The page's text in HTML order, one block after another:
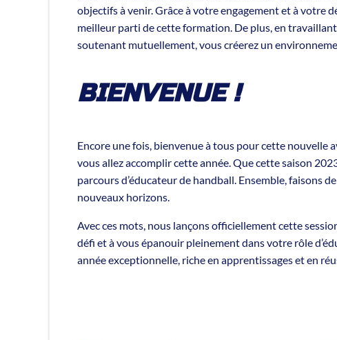
objectifs à venir. Grâce à votre engagement et à votre
meilleur parti de cette formation. De plus, en
soutenant mutuellement, vous créerez un
BIENVENUE !
Encore une fois, bienvenue à tous pour cette
vous allez accomplir cette année. Que cette saison
parcours d’éducateur de handball. Ensemble, faisons
nouveaux horizons.
Avec ces mots, nous lançons officiellement cette
défi et à vous épanouir pleinement dans votre rôle
année exceptionnelle, riche en apprentissages et en